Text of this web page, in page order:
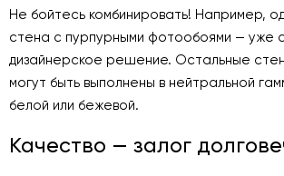
Не бойтесь комбинировать! Например,
стена с пурпурными фотообоями — уже
дизайнерское решение. Остальные
могут быть выполнены в нейтральной
белой или бежевой.
Качество — залог